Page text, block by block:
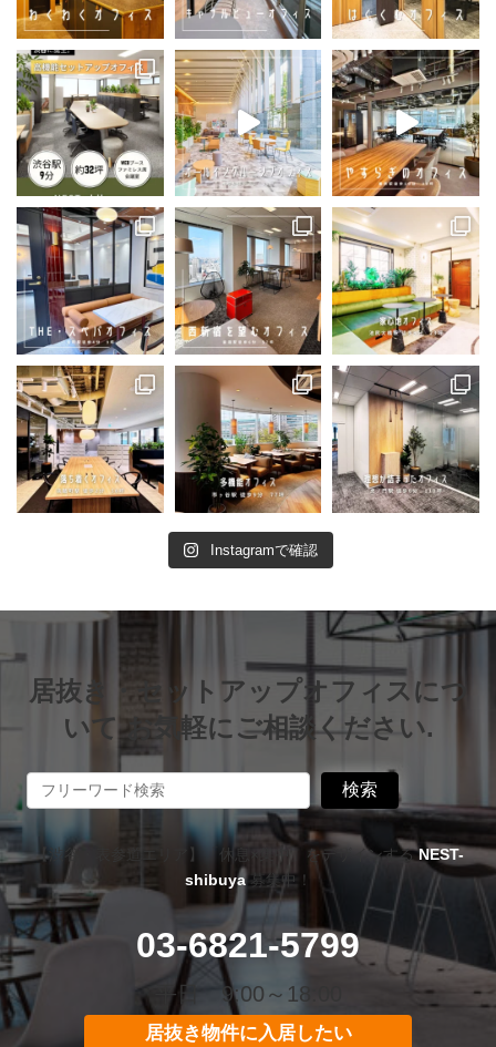
Instagramで確認
居抜き・セットアップオフィスにつ
いて お気軽にご相談ください.
検索
【渋谷・表参道エリア】「休息×集中」をデザインするNEST-
shibuya募集中！
03-6821-5799
平日 9:00～18:00
居抜き物件に入居したい